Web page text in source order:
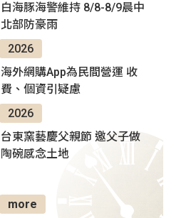
白海豚海警維持 8/8-8/9晨中
北部防豪雨
2026
海外網購App為民間營運 收
費、個資引疑慮
2026
台東窯藝慶父親節 邀父子做
陶碗感念土地
more